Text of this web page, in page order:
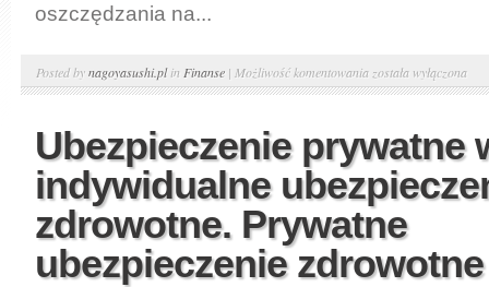
oszczędzania na...
Posted bynagoyasushi.plin Finanse | Możliwość komentowania Ekonomia
dla
–
ubezpieczenie
mieszkania
i
domów
została wyłączona
Ubezpieczenie prywatne
indywidualne
zdrowotne. Prywatne
ubezpieczenie zdrowotne